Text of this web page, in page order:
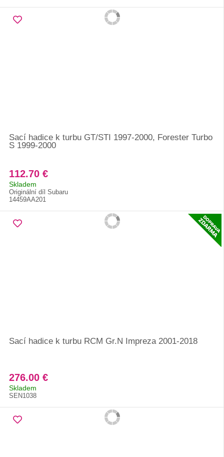
Sací hadice k turbu GT/STI 1997-2000, Forester Turbo
S 1999-2000
112.70 €
Skladem
Originální díl Subaru
14459AA201
Sací hadice k turbu RCM Gr.N Impreza 2001-2018
276.00 €
Skladem
SEN1038